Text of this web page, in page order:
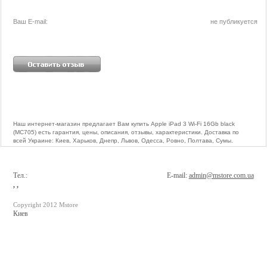
не публикуется
Ваш E-mail:
Наш интернет-магазин предлагает Вам купить Apple iPad 3 Wi-Fi 16Gb black
(MC705) есть гарантия, цены, описания, отзывы, характеристики. Доставка по
всей Украине: Киев, Харьков, Днепр, Львов, Одесса, Ровно, Полтава, Сумы.
Тел.:
, ,
Киев
Copyright 2012 Mstore
E-mail: admin@mstore.com.ua